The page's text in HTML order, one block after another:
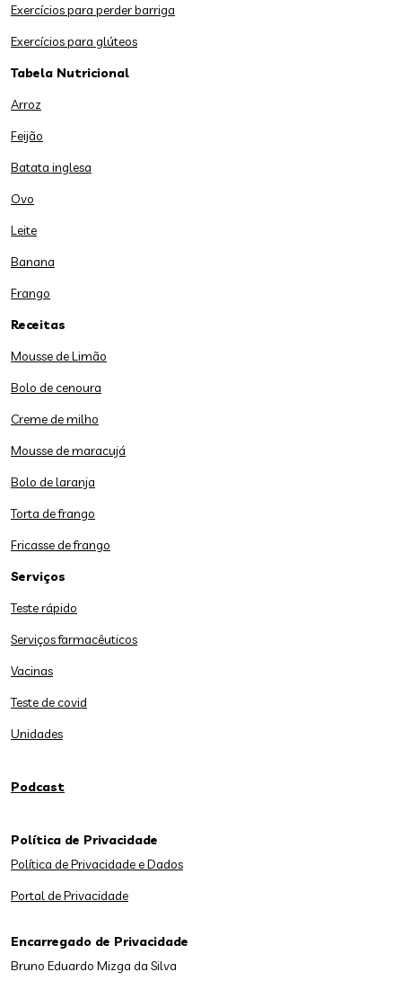
Exercícios para perder barriga
Exercícios para glúteos
Tabela Nutricional
Arroz
Feijão
Batata inglesa
Ovo
Leite
Banana
Frango
Receitas
Mousse de Limão
Bolo de cenoura
Creme de milho
Mousse de maracujá
Bolo de laranja
Torta de frango
Fricasse de frango
Serviços
Teste rápido
Serviços farmacêuticos
Vacinas
Teste de covid
Unidades
Podcast
Política de Privacidade
Política de Privacidade e Dados
Portal de Privacidade
Encarregado de Privacidade
Bruno Eduardo Mizga da Silva